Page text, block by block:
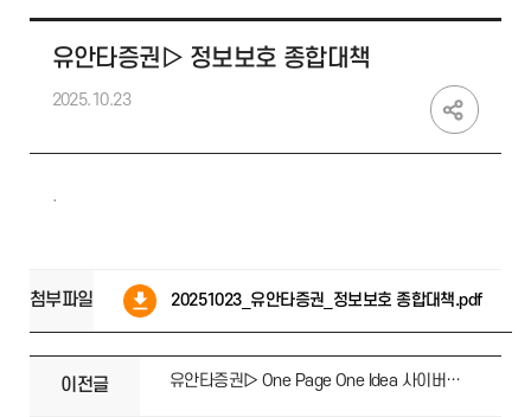
유안타증권▷ 정보보호 종합대책
2025.10.23
.
첨부파일 20251023_유안타증권_정보보호 종합대책.pdf
이전글 유안타증권▷ One Page One Idea 사이버 보안 종합대책